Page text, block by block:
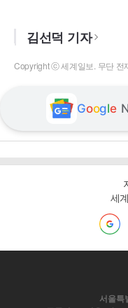
김선덕 기자
Copyright ⓒ 세계일보. 무단 전
Google
세
서울특